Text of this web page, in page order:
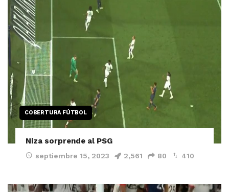
COBERTURA FÚTBOL
Niza sorprende al PSG
septiembre 15, 2023 2,561 80 410